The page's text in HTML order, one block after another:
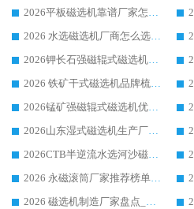
2026平板磁选机靠谱厂家怎么选？华体会手机网页版-华体会(中国) 凭硬实力甄选合作品牌
2026 水选磁选机厂商怎么选 潍坊华体会手机网页版-华体会(中国) 技术实力强
2026钾长石强磁辊式磁选机厂家推荐_华体会手机网页版-华体会(中国) 强磁磁选机价格
2026 铁矿干式磁选机品牌梳理 华体会手机网页版-华体会(中国) 厂家甄选要点
2026锰矿强磁辊式磁选机优选品牌_华体会手机网页版-华体会(中国) 专业厂家值得选择
2026山东湿式磁选机生产厂家推荐：华体会手机网页版-华体会(中国) ，深耕磁电领域十余载
2026CTB半逆流水选河沙磁选机哪家好_华体会手机网页版-华体会(中国) _值得信赖
2026 永磁滚筒厂家推荐榜单：技术与实力双驱，华体会手机网页版-华体会(中国) 表现突出
2026 磁选机制造厂家盘点_华体会手机网页版-华体会(中国) _综合实力剖析